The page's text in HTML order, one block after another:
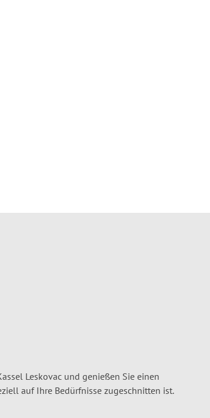
Leskovac und genießen Sie einen
auf Ihre Bedürfnisse zugeschnitten ist.